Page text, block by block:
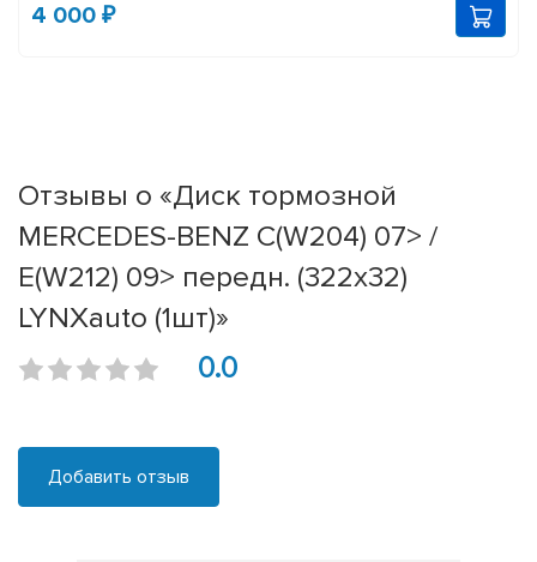
4 000 ₽
Отзывы о «Диск тормозной
MERCEDES-BENZ C(W204) 07> /
E(W212) 09> передн. (322x32)
LYNXauto (1шт)»
0.0
Добавить отзыв